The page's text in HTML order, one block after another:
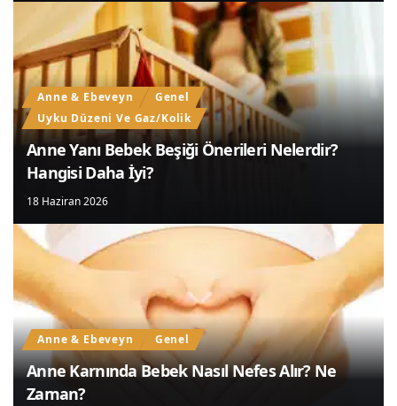
14 Haziran 2026
Anne & Ebeveyn
Genel
Uyku Düzeni Ve Gaz/Kolik
Anne Yanı Bebek Beşiği Önerileri Nelerdir?
Hangisi Daha İyi?
18 Haziran 2026
Anne & Ebeveyn Genel
Anne Karnında Bebek Nasıl Nefes Alır? Ne
Zaman?